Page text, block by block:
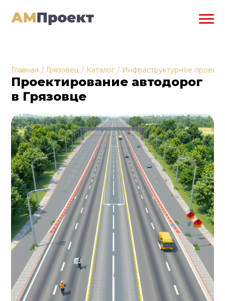
Главная / Грязовец / Каталог / Инфраструктурное
Проектирование автодорог
в Грязовце